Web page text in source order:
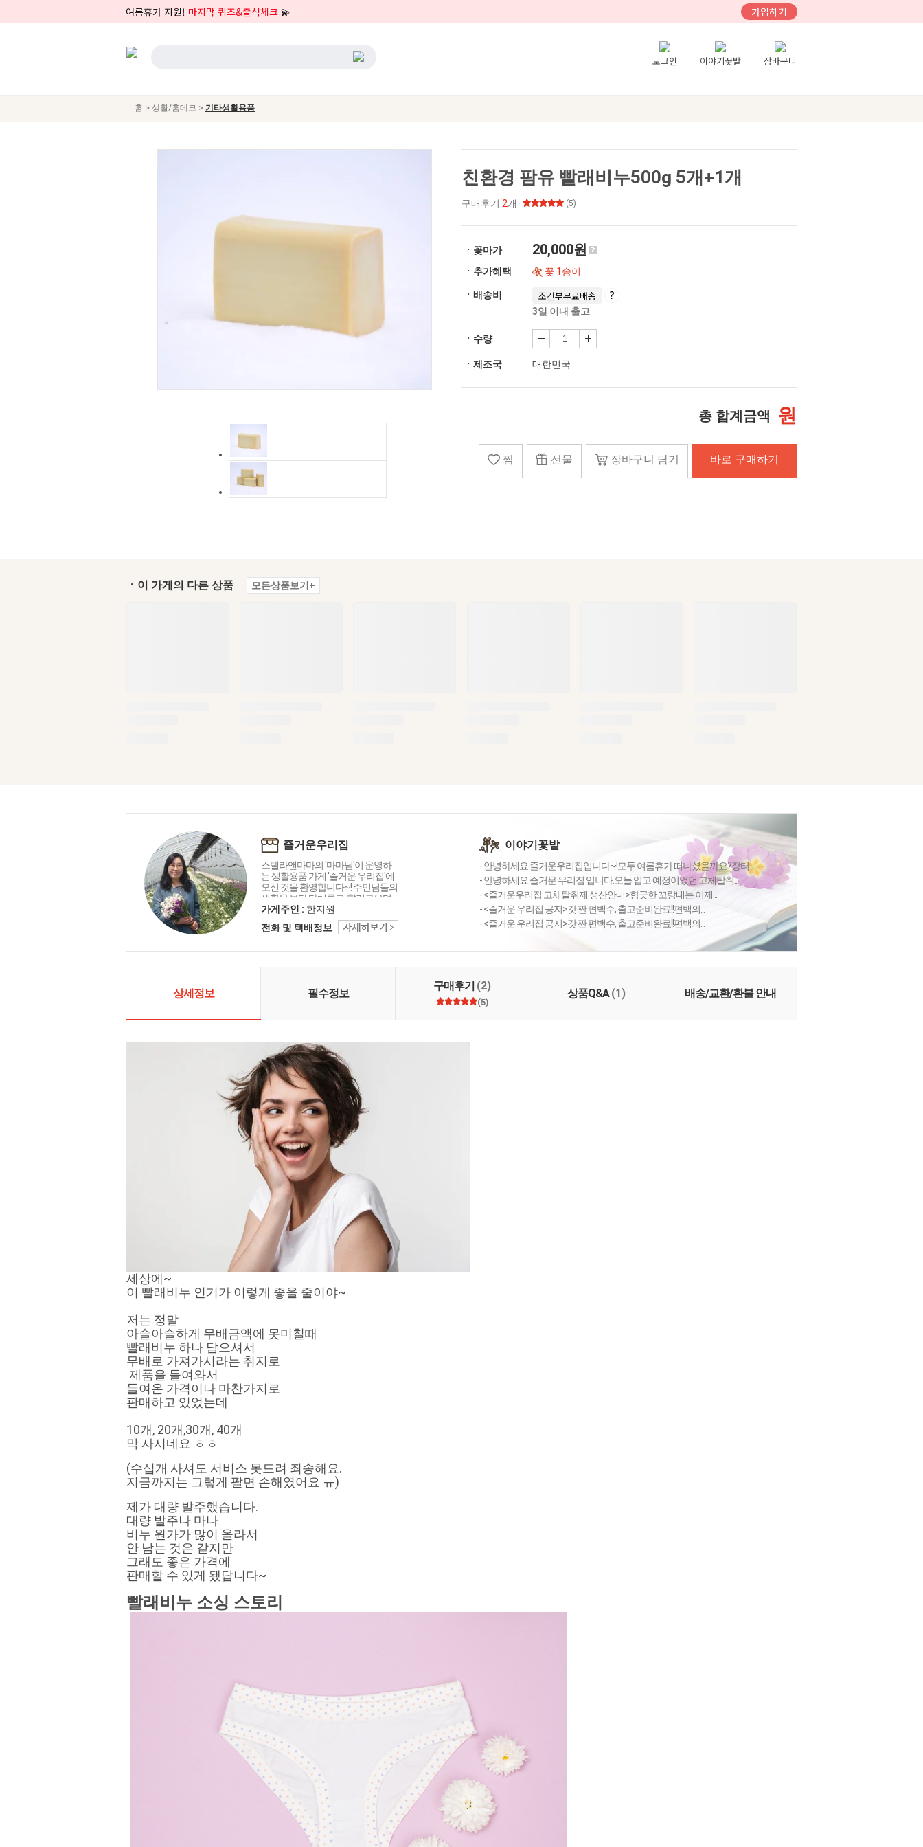
여름휴가 지원! 마지막 퀴즈&출석체크 💫 가입하기
로그인 이야기꽃밭 장바구니
홈 > 생활/홈데코 > 기타생활용품
친환경 팜유 빨래비누500g 5개+1개
구매후기 2개 (5)
ㆍ꽃마가 20,000원
ㆍ추가혜택 꽃 1송이
ㆍ배송비 조건부무료배송
3일 이내 출고
ㆍ수량
ㆍ제조국 대한민국
총 합계금액 원
찜 선물 장바구니 담기 바로 구매하기
ㆍ이 가게의 다른 상품 모든상품보기+
즐거운우리집
스텔라앤마마의 '마마님'이 운영하
는 생활용품 가게 '즐거운 우리집'에
오신 것을 환영합니다~! 주민님들의
생활을 보다 다채롭고, 향기로우며
아릅답게 만들어줄 유기농 디퓨저,
천연 설거지바, 농가직송 생화, 다양
한 원목소품이 주민님들을 기다리
들어 가는 정겨운 가게, 여러분의 큰
가게주인 : 한지원
전화 및 택배정보
이야기꽃밭
- 안녕하세요.즐거운우리집입니다~!모두 여름휴가 떠나셨을까요?장터...
- 안녕하세요.즐거운 우리집 입니다.오늘 입고 예정이었던 고체탈취...
- <즐거운우리집 고체탈취제 생산안내>향긋한 꼬랑내는 이제...
- <즐거운 우리집 공지>갓 짠 편백수, 출고준비완료!!편백의...
- <즐거운 우리집 공지>갓 짠 편백수, 출고준비완료!!편백의...
상세정보 필수정보
구매후기 (2)
(5)
상품Q&A(1) 배송/교환/환불 안내
세상에~
이 빨래비누 인기가 이렇게 좋을 줄이야~
저는 정말
아슬아슬하게 무배금액에 못미칠때
빨래비누 하나 담으셔서
무배로 가져가시라는 취지로
제품을 들여와서
들여온 가격이나 마찬가지로
판매하고 있었는데
10개, 20개,30개, 40개
막 사시네요 ㅎㅎ
(수십개 사셔도 서비스 못드려 죄송해요.
지금까지는 그렇게 팔면 손해였어요 ㅠ)
제가 대량 발주했습니다.
대량 발주나 마나
비누 원가가 많이 올라서
안 남는 것은 같지만
그래도 좋은 가격에
판매할 수 있게 됐답니다~
빨래비누 소싱 스토리